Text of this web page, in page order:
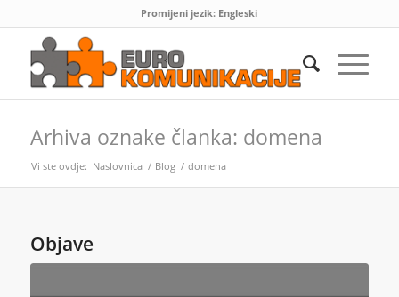
Promijeni jezik: Engleski
Arhiva oznake članka: domena
Vi ste ovdje: Naslovnica / Blog / domena
Objave